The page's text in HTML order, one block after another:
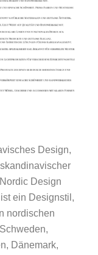
Design,
Design
ein Designstil,
nordischen
Dänemark,